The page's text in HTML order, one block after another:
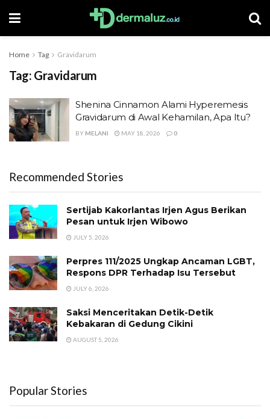
Home Tag Gravidarum
Tag: Gravidarum
Shenina Cinnamon Alami Hyperemesis
Gravidarum di Awal Kehamilan, Apa Itu?
BY MELANI MAY 18, 2026 0
Recommended Stories
Sertijab Kakorlantas Irjen Agus Berikan
Pesan untuk Irjen Wibowo
JULY 5, 2026
Perpres 111/2025 Ungkap Ancaman LGBT,
Respons DPR Terhadap Isu Tersebut
JULY 6, 2026
Saksi Menceritakan Detik-Detik
Kebakaran di Gedung Cikini
AUGUST 5, 2026
Popular Stories